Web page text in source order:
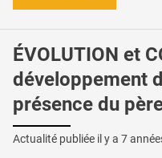
ÉVOLUTION et
développement
présence du
Actualité publiée il y a 7